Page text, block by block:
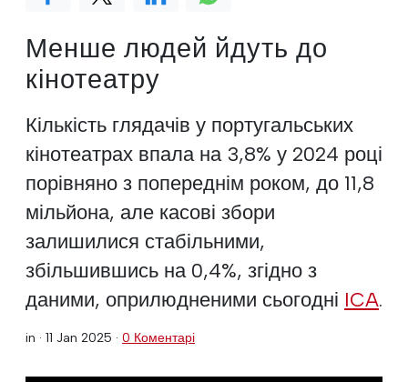
Менше людей йдуть до
кінотеатру
Кількість глядачів у португальських
кінотеатрах впала на 3,8% у 2024 році
порівняно з попереднім роком, до 11,8
мільйона, але касові збори
залишилися стабільними,
збільшившись на 0,4%, згідно з
даними, оприлюдненими сьогодні ICA.
in · 11 Jan 2025 · 0 Коментарі